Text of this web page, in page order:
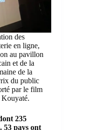
des
en ligne,
au pavillon
et de la
de la
du public
par le film
235
53 pays ont